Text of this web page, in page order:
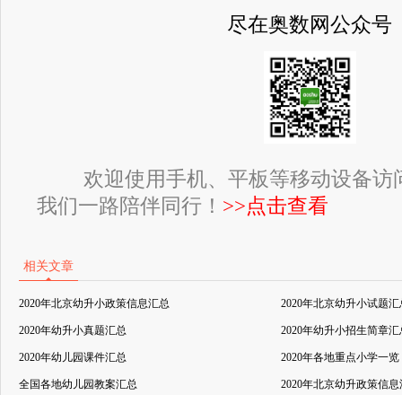
尽在奥数网公众号
欢迎使用手机、平板等移动设备访
我们一路陪伴同行！ >>点击查看
相关文章
2020年北京幼升小政策信息汇总 2020年北京幼升小试题汇
2020年幼升小真题汇总 2020年幼升小招生简章汇
2020年幼儿园课件汇总 2020年各地重点小学一览
全国各地幼儿园教案汇总 2020年北京幼升政策信息